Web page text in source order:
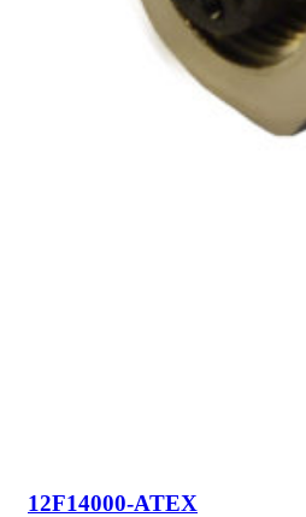
12F14000-ATEX